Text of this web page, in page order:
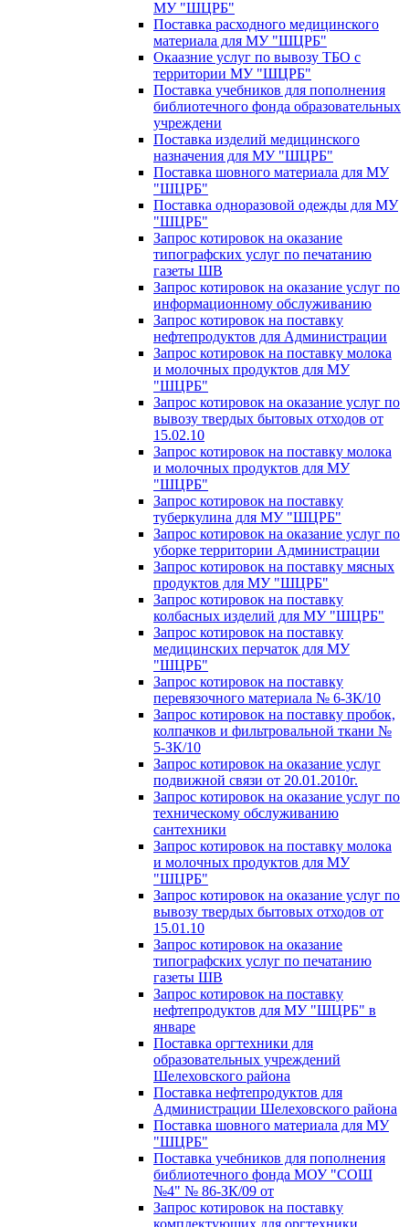
МУ "ШЦРБ"
Поставка расходного медицинского
материала для МУ "ШЦРБ"
Окаазние услуг по вывозу ТБО с
территории МУ "ШЦРБ"
Поставка учебников для пополнения
библиотечного фонда образовательных
учреждени
Поставка изделий медицинского
назначения для МУ "ШЦРБ"
Поставка шовного материала для МУ
"ШЦРБ"
Поставка одноразовой одежды для МУ
"ШЦРБ"
Запрос котировок на оказание
типографских услуг по печатанию
газеты ШВ
Запрос котировок на оказание услуг по
информационному обслуживанию
Запрос котировок на поставку
нефтепродуктов для Администрации
Запрос котировок на поставку молока
и молочных продуктов для МУ
"ШЦРБ"
Запрос котировок на оказание услуг по
вывозу твердых бытовых отходов от
15.02.10
Запрос котировок на поставку молока
и молочных продуктов для МУ
"ШЦРБ"
Запрос котировок на поставку
туберкулина для МУ "ШЦРБ"
Запрос котировок на оказание услуг по
уборке территории Администрации
Запрос котировок на поставку мясных
продуктов для МУ "ШЦРБ"
Запрос котировок на поставку
колбасных изделий для МУ "ШЦРБ"
Запрос котировок на поставку
медицинских перчаток для МУ
"ШЦРБ"
Запрос котировок на поставку
перевязочного материала № 6-ЗК/10
Запрос котировок на поставку пробок,
колпачков и фильтровальной ткани №
5-ЗК/10
Запрос котировок на оказание услуг
подвижной связи от 20.01.2010г.
Запрос котировок на оказание услуг по
техническому обслуживанию
сантехники
Запрос котировок на поставку молока
и молочных продуктов для МУ
"ШЦРБ"
Запрос котировок на оказание услуг по
вывозу твердых бытовых отходов от
15.01.10
Запрос котировок на оказание
типографских услуг по печатанию
газеты ШВ
Запрос котировок на поставку
нефтепродуктов для МУ "ШЦРБ" в
январе
Поставка оргтехники для
образовательных учреждений
Шелеховского района
Поставка нефтепродуктов для
Администрации Шелеховского района
Поставка шовного материала для МУ
"ШЦРБ"
Поставка учебников для пополнения
библиотечного фонда МОУ "СОШ
№4" № 86-ЗК/09 от
Запрос котировок на поставку
комплектующих для оргтехники